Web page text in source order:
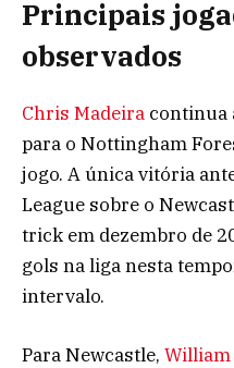
Principais
observados
Chris Madeira continua
para o Nottingham
jogo. A única vitória
League sobre o
trick em dezembro de
gols na liga nesta
intervalo.
Para Newcastle, William